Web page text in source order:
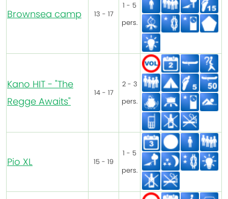
Brownsea camp 13 - 17
1 - 5
pers.
Kano HIT - "The
Regge Awaits"
14 - 17
2 - 3
pers.
Pio XL 15 - 19
1 - 5
pers.